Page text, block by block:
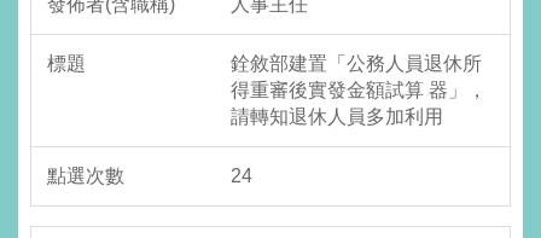
人事主任
銓敘部建置「公務人員退休所
得重審後實發金額試算 器」，
請轉知退休人員多加利用
24